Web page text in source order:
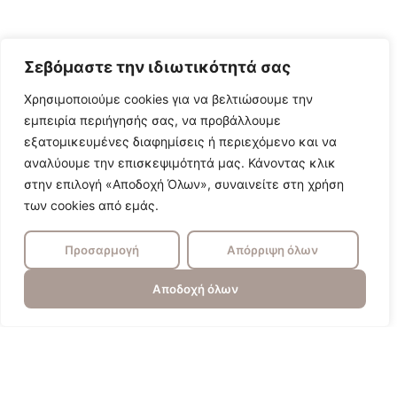
Σεβόμαστε την ιδιωτικότητά σας
Χρησιμοποιούμε cookies για να βελτιώσουμε την
εμπειρία περιήγησής σας, να προβάλλουμε
εξατομικευμένες διαφημίσεις ή περιεχόμενο και να
αναλύουμε την επισκεψιμότητά μας. Κάνοντας κλικ
στην επιλογή «Αποδοχή Όλων», συναινείτε στη χρήση
των cookies από εμάς.
Προσαρμογή Απόρριψη όλων
Αποδοχή όλων